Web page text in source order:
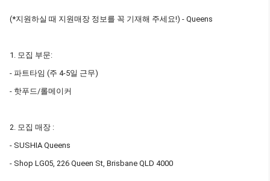
(*지원하실 때 지원매장 정보를 꼭 기재해 주세요!) - Queens
1. 모집 부문:
- 파트타임 (주 4-5일 근무)
- 핫푸드/롤메이커
2. 모집 매장 :
- SUSHIA Queens
- Shop LG05, 226 Queen St, Brisbane QLD 4000